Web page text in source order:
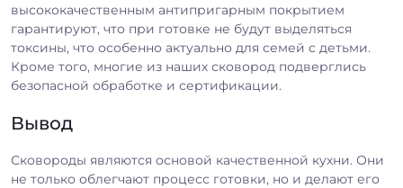
высококачественным антипригарным покрытием
гарантируют, что при готовке не будут выделяться
токсины, что особенно актуально для семей с детьми.
Кроме того, многие из наших сковород подверглись
безопасной обработке и сертификации.
Вывод
Сковороды являются основой качественной кухни. Они
не только облегчают процесс готовки, но и делают его